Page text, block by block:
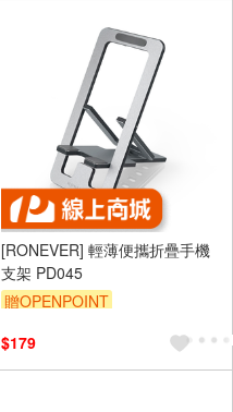
[RONEVER] 輕薄便攜折疊手機
支架 PD045
贈OPENPOINT
$179